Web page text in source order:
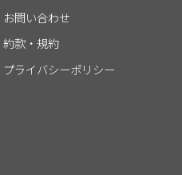
お問い合わせ
約款・規約
プライバシーポリシー